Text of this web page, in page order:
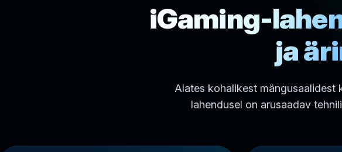
iGaming-
ja
Alates kohalikest
lahendusel on arusaadav